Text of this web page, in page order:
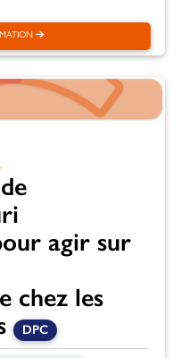
agir sur
chez les
DPC